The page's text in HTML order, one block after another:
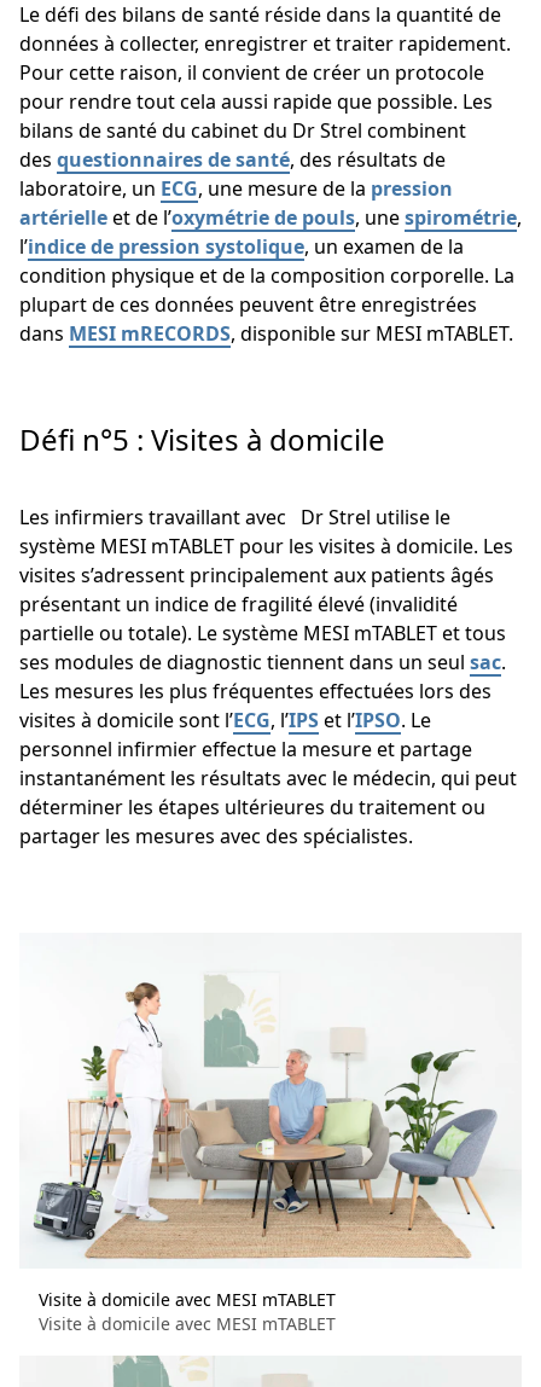
Le défi des bilans de santé réside dans la quantité de
données à collecter, enregistrer et traiter rapidement.
Pour cette raison, il convient de créer un protocole
pour rendre tout cela aussi rapide que possible. Les
bilans de santé du cabinet du Dr Strel combinent
des questionnaires de santé, des résultats de
laboratoire, un ECG, une mesure de la pression
artérielleet de l’oxymétrie de pouls, unespirométrie,
l’indice de pression systolique, un examen de la
condition physique et de la composition corporelle. La
plupart de ces données peuvent être enregistrées
dans MESI mRECORDS, disponible sur MESI mTABLET.
Défi n°5 : Visites à domicile
Les infirmiers travaillant avec Dr Strel utilise le
système MESI mTABLET pour les visites à domicile. Les
visites s’adressent principalement aux patients âgés
présentant un indice de fragilité élevé (invalidité
partielle ou totale). Le système MESI mTABLET et tous
ses modules de diagnostic tiennent dans un seul sac.
Les mesures les plus fréquentes effectuées lors des
visites à domicile sont l’ECG, l’IPSet l’IPSO. Le
personnel infirmier effectue la mesure et partage
instantanément les résultats avec le médecin, qui peut
déterminer les étapes ultérieures du traitement ou
partager les mesures avec des spécialistes.
Visite à domicile avec MESI mTABLET
Visite à domicile avec MESI mTABLET